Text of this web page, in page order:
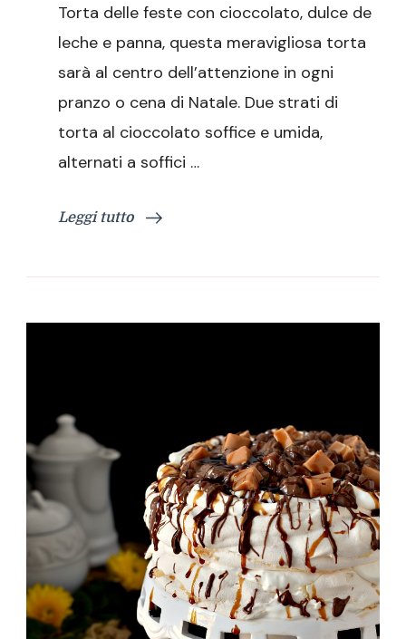
feste
cioccolato,
dulce
leche
e
Torta delle feste con cioccolato, dulce de
leche e panna, questa meravigliosa torta
sarà al centro dell’attenzione in ogni
pranzo o cena di Natale. Due strati di
torta al cioccolato soffice e umida,
alternati a soffici …
Leggi tutto